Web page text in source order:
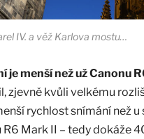
IV. a věž Karlova mostu…
je menší než už Canonu
zjevně kvůli velkému
rychlost snímání než u
R6 Mark II – tedy dokáže